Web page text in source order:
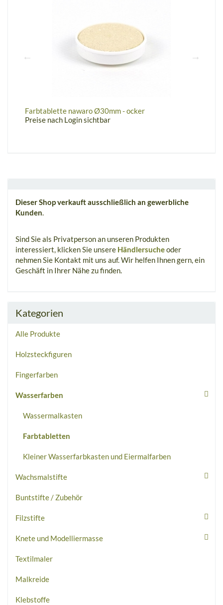
Farbtablette nawaro Ø30mm - ocker
Preise nach Login sichtbar
Dieser Shop verkauft ausschließlich an gewerbliche
Kunden.
Sind Sie als Privatperson an unseren Produkten
interessiert, klicken Sie unsere Händlersucheoder
nehmen Sie Kontakt mit uns auf. Wir helfen Ihnen gern, ein
Geschäft in Ihrer Nähe zu finden.
Kategorien
Alle Produkte
Holzsteckfiguren
Fingerfarben
Wasserfarben
Wassermalkasten
Farbtabletten
Kleiner Wasserfarbkasten und Eiermalfarben
Wachsmalstifte
Buntstifte / Zubehör
Filzstifte
Knete und Modelliermasse
Textilmaler
Malkreide
Klebstoffe